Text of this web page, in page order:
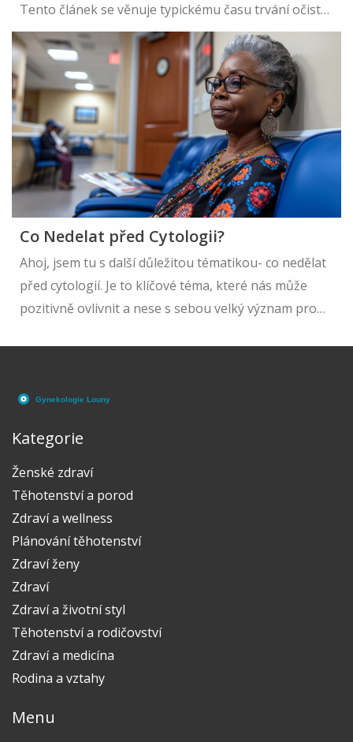
Tento článek se věnuje typickému času trvání očisty
organismu a faktorům, které ho ovlivňují. Čtenáři
zde najdou užitečné tipy, zajímavá fakta a rady, jak
úspěšně zvládnout očistnou kúru.
Co Nedelat před Cytologii?
Ahoj, jsem tu s další důležitou tématikou- co nedělat
před cytologií. Je to klíčové téma, které nás může
pozitivně ovlivnit a nese s sebou velký význam pro
dobrá příprava může významně přispět k přesnosti
podívat se na to podrobněji.
Kategorie
Ženské zdraví
Těhotenství a porod
Zdraví a wellness
Plánování těhotenství
Zdraví ženy
Zdraví
Zdraví a životní styl
Těhotenství a rodičovství
Zdraví a medicína
Rodina a vztahy
Menu